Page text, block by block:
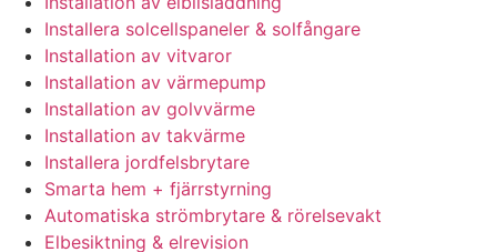
Installera solcellspaneler & solfångare
Installation av vitvaror
Installation av värmepump
Installation av golvvärme
Installation av takvärme
Installera jordfelsbrytare
Smarta hem + fjärrstyrning
Automatiska strömbrytare & rörelsevakt
Elbesiktning & elrevision